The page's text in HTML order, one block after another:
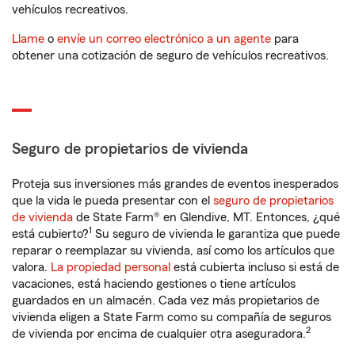
vehículos recreativos.
Llame o envíe un correo electrónico a un agente para
obtener una cotización de seguro de vehículos recreativos.
Seguro de propietarios de vivienda
Proteja sus inversiones más grandes de eventos inesperados
que la vida le pueda presentar con el seguro de propietarios
de vivienda de State Farm® en Glendive, MT. Entonces, ¿qué
está cubierto?1 Su seguro de vivienda le garantiza que puede
reparar o reemplazar su vivienda, así como los artículos que
valora. La propiedad personal está cubierta incluso si está de
vacaciones, está haciendo gestiones o tiene artículos
guardados en un almacén. Cada vez más propietarios de
vivienda eligen a State Farm como su compañía de seguros
de vivienda por encima de cualquier otra aseguradora.2